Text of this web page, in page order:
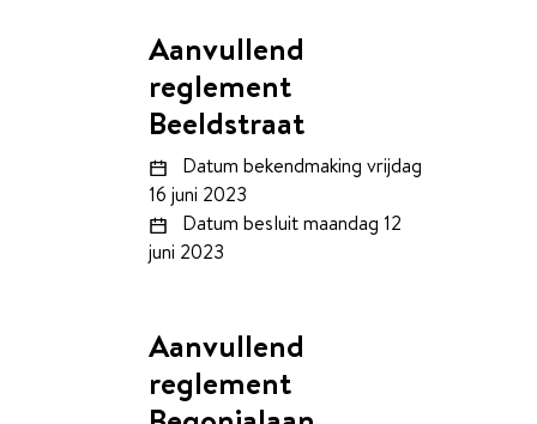
Aanvullend
reglement
Beeldstraat
Datum bekendmaking vrijdag
16 juni 2023
Datum besluitmaandag 12
juni 2023
Aanvullend
reglement